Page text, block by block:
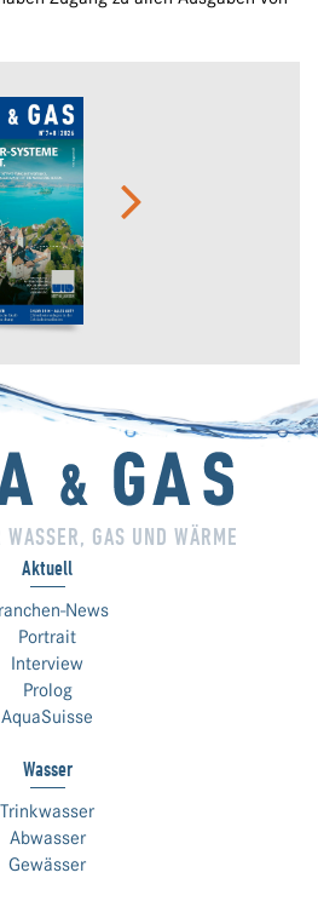
GAS UND WÄRME
Aktuell
News
Portrait
Interview
Prolog
AquaSuisse
Wasser
Trinkwasser
Abwasser
Gewässer